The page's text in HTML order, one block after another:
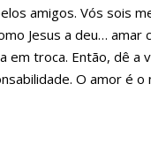
amigos. Vós sois
Jesus a deu…
em troca. Então, dê a
O amor é